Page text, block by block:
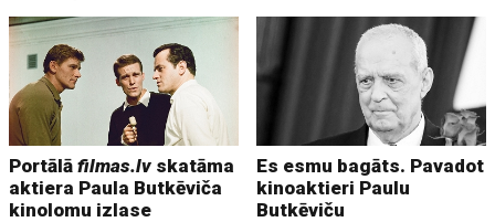
Portālāfilmas.lv skatāma
aktiera Paula Butkēviča
kinolomu izlase
Es esmu bagāts. Pavadot
kinoaktieri Paulu
Butkēviču